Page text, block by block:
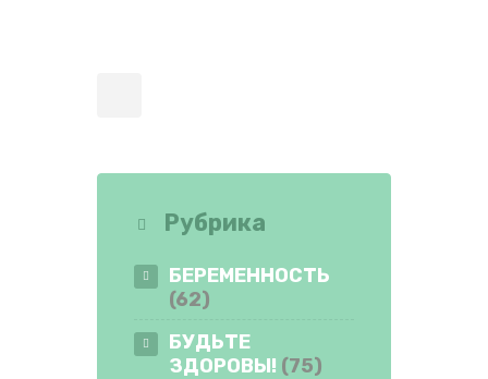
Рубрика
БЕРЕМЕННОСТЬ
(62)
БУДЬТЕ
ЗДОРОВЫ! (75)